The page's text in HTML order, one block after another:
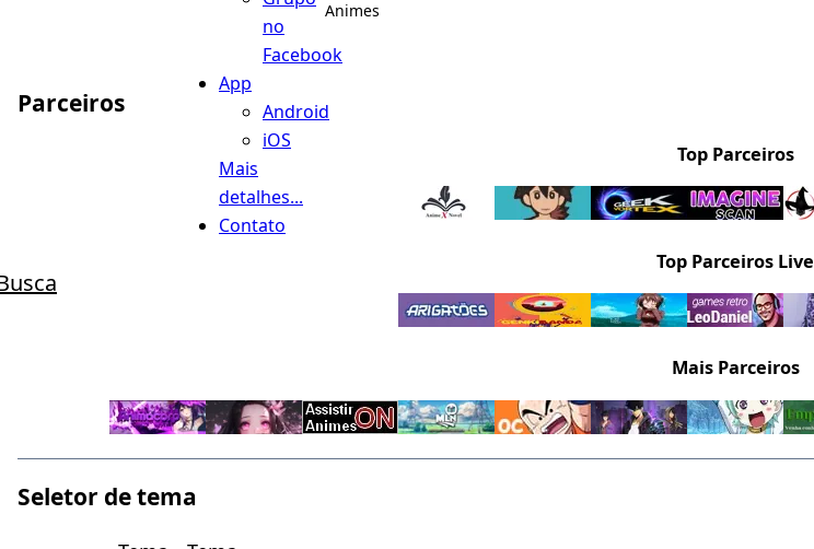
no
Facebook
App
Android
iOS
Mais
detalhes...
Contato
Animes
Parceiros
Top Parceiros
Top Parceiros Live
Mais Parceiros
Seletor de tema